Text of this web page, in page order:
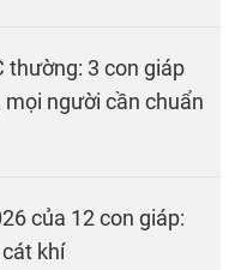
thường: 3 con giáp
mọi người cần chuẩn
của 12 con giáp:
khí